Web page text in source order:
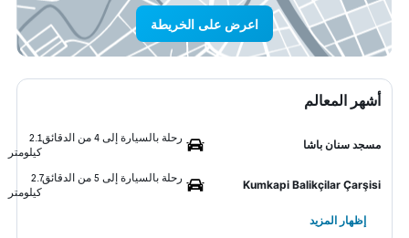
اعرض على الخريطة
أشهر المعالم
مسجد سنان باشا
رحلة بالسيارة إلى 4 من الدقائق
2.1
كيلومتر
Kumkapi Balikçilar Çarşisi
رحلة بالسيارة إلى 5 من الدقائق
2.7
كيلومتر
إظهار المزيد